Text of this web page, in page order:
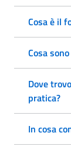
Cosa è il
Cosa
Dove
pratica?
In cosa